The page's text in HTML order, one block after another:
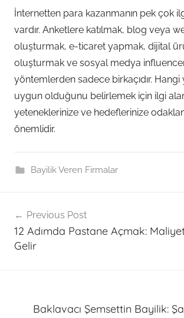
İnternetten para kazanmanın pek çok
vardır. Anketlere katılmak, blog veya
oluşturmak, e-ticaret yapmak, dijital
oluşturmak ve sosyal medya
yöntemlerden sadece birkaçıdır.
uygun olduğunu belirlemek için ilgi
yeteneklerinize ve hedeflerinize
önemlidir.
Bayilik Veren Firmalar
navigation
Previous Post
12 Adımda Pastane Açmak:
Gelir
Baklavacı Şemsettin Bayilik: